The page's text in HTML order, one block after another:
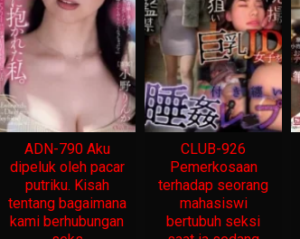
ADN-790 Aku
dipeluk oleh pacar
putriku. Kisah
tentang bagaimana
kami berhubungan
CLUB-926
Pemerkosaan
terhadap seorang
mahasiswi
bertubuh seksi